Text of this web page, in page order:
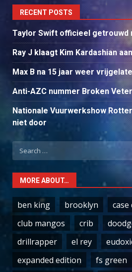
RECENT POSTS
Taylor Swift officieel getrouwd
Ray J klaagt Kim Kardashian
Max B na 15 jaar weer
Anti-AZC nummer Broken
Nationale Vuurwerkshow
niet door
Search
for:
MORE ABOUT…
ben king brooklyn case
club mangos
crib
drillrapper
el rey
expanded edition
fs green